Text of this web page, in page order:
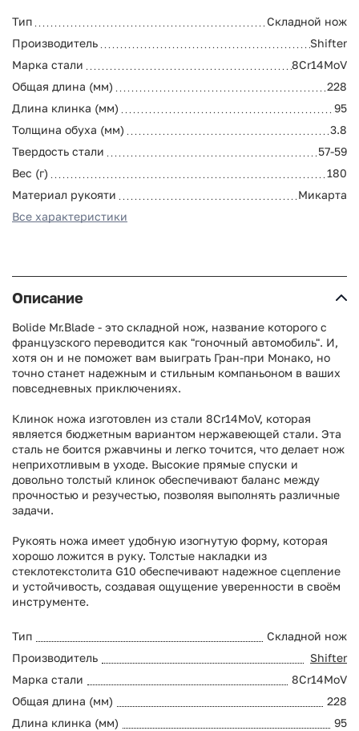
Тип
Складной нож
Производитель
Shifter
Марка стали
8Cr14MoV
Общая длина (мм)
228
Длина клинка (мм)
95
Толщина обуха (мм)
3.8
Твердость стали
57-59
Вес (г)
180
Материал рукояти
Микарта
Все характеристики
Описание
Bolide Mr.Blade - это складной нож, название которого с
французского переводится как "гоночный автомобиль". И,
хотя он и не поможет вам выиграть Гран-при Монако, но
точно станет надежным и стильным компаньоном в ваших
повседневных приключениях.
Клинок ножа изготовлен из стали 8Cr14MoV, которая
является бюджетным вариантом нержавеющей стали. Эта
сталь не боится ржавчины и легко точится, что делает нож
неприхотливым в уходе. Высокие прямые спуски и
довольно толстый клинок обеспечивают баланс между
прочностью и резучестью, позволяя выполнять различные
задачи.
Рукоять ножа имеет удобную изогнутую форму, которая
хорошо ложится в руку. Толстые накладки из
стеклотекстолита G10 обеспечивают надежное сцепление
и устойчивость, создавая ощущение уверенности в своём
инструменте.
Тип
Складной нож
Производитель
Shifter
Марка стали
8Cr14MoV
Общая длина (мм)
228
Длина клинка (мм)
95